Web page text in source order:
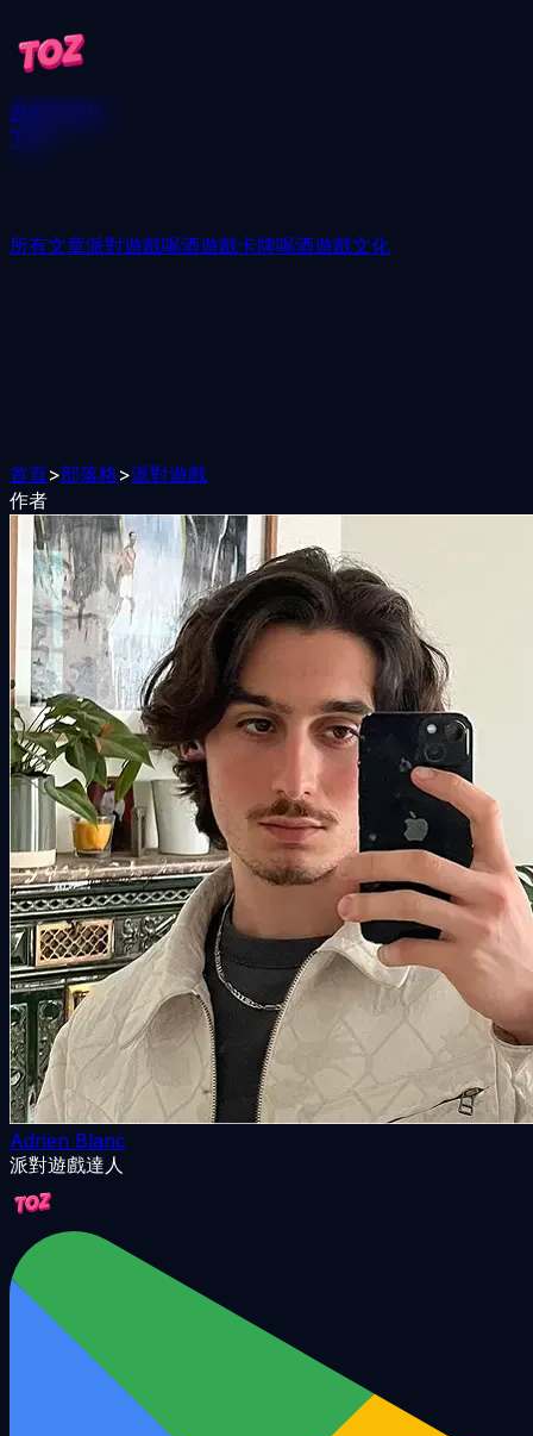
遊戲部落格
下載
所有文章派對遊戲喝酒遊戲卡牌喝酒遊戲文化
首頁>部落格>派對遊戲
作者
Adrien Blanc
派對遊戲達人